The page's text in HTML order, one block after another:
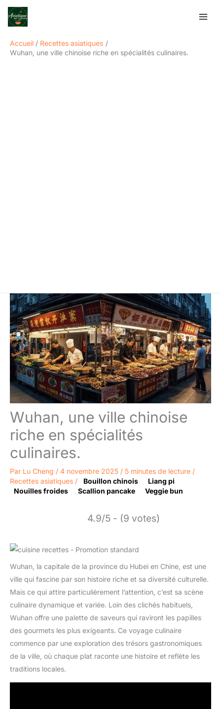
Aller
Accueil
Recettes asiatiques
Wuhan, une ville chinoise riche en spécialités culinaires.
Wuhan, une ville chinoise
riche en spécialités
culinaires.
Par Lu Cheng / 4 novembre 2025 / 5 minutes de lecture /
Recettes asiatiques / Bouillon chinois
Liang pi
Nouilles froides
Scallion pancake Veggie bun
4.9/5 - (9 votes)
Wuhan, la capitale de la province du Hubei en Chine, est une
ville qui fascine par son histoire riche et sa diversité culturelle.
Mais ce qui attire particulièrement l’attention, c’est sa scène
culinaire dynamique et variée. Loin des clichés habituels,
Wuhan offre une palette de saveurs qui raviront les papilles
des gourmets les plus exigeants. Ce voyage culinaire
commence par une exploration des trésors gastronomiques
de la ville, où chaque plat raconte une histoire et reflète les
traditions locales.
Rechercher